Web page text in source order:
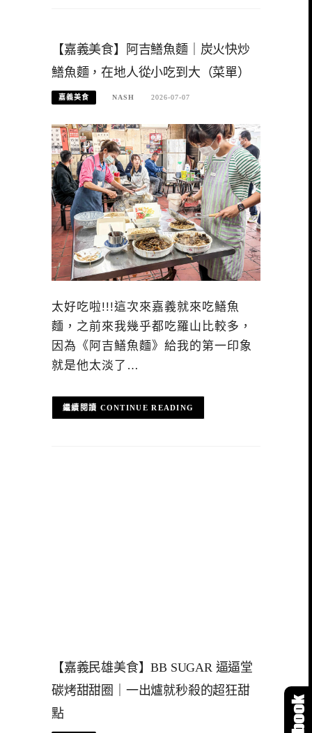
【嘉義美食】阿吉鱔魚麵｜炭火快炒
鱔魚麵，在地人從小吃到大（菜單）
嘉義美食 NASH 2026-07-07
太好吃啦!!!這次來嘉義就來吃鱔魚
麵，之前來我幾乎都吃羅山比較多，
因為《阿吉鱔魚麵》給我的第一印象
就是他太淡了…
CONTINUE READING
【嘉義民雄美食】BB SUGAR 逼逼堂
碳烤甜甜圈｜一出爐就秒殺的超狂甜
點